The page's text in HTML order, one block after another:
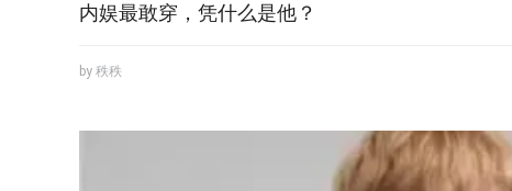
内娱最敢穿，凭什么是他？
by 秩秩